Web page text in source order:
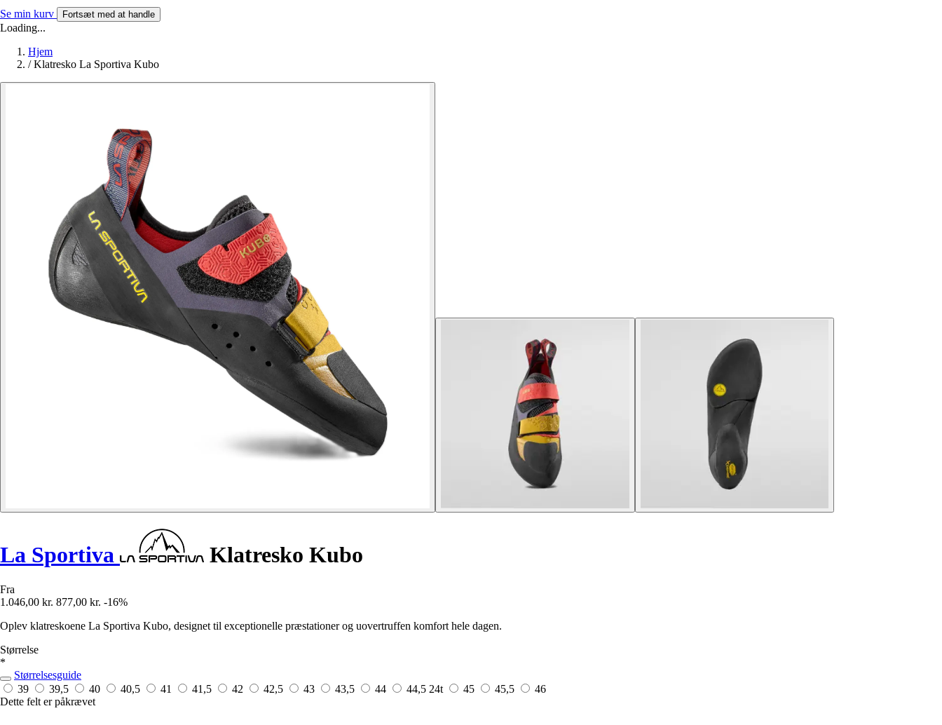
Se min kurv Fortsæt med at handle
Loading...
Hjem
/ Klatresko La Sportiva Kubo
La Sportiva Klatresko Kubo
Fra
1.046,00 kr. 877,00 kr. -16%
Oplev klatreskoene La Sportiva Kubo, designet til exceptionelle præstationer og uovertruffen komfort hele dagen.
Størrelse
*
Størrelsesguide
39
39,5 40 40,5 41 41,5 42 42,5 43 43,5 44 44,5 24t 45 45,5
46
Dette felt er påkrævet